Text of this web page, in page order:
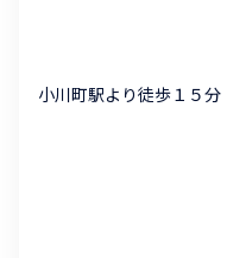
小川町駅より徒歩１５分